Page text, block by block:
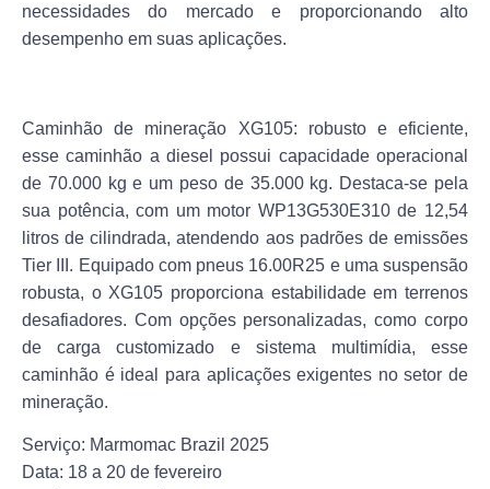
necessidades do mercado e proporcionando alto
desempenho em suas aplicações.
Caminhão de mineração XG105: robusto e eficiente,
esse caminhão a diesel possui capacidade operacional
de 70.000 kg e um peso de 35.000 kg. Destaca-se pela
sua potência, com um motor WP13G530E310 de 12,54
litros de cilindrada, atendendo aos padrões de emissões
Tier III. Equipado com pneus 16.00R25 e uma suspensão
robusta, o XG105 proporciona estabilidade em terrenos
desafiadores. Com opções personalizadas, como corpo
de carga customizado e sistema multimídia, esse
caminhão é ideal para aplicações exigentes no setor de
mineração.
Serviço: Marmomac Brazil 2025
Data: 18 a 20 de fevereiro